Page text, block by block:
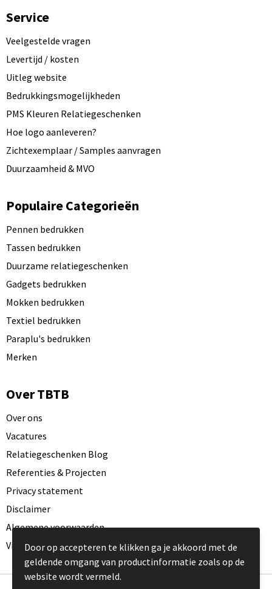
Service
Veelgestelde vragen
Levertijd / kosten
Uitleg website
Bedrukkingsmogelijkheden
PMS Kleuren Relatiegeschenken
Hoe logo aanleveren?
Zichtexemplaar / Samples aanvragen
Duurzaamheid & MVO
Populaire Categorieën
Pennen bedrukken
Tassen bedrukken
Duurzame relatiegeschenken
Gadgets bedrukken
Mokken bedrukken
Textiel bedrukken
Paraplu's bedrukken
Merken
Over TBTB
Over ons
Vacatures
Relatiegeschenken Blog
Referenties & Projecten
Privacy statement
Disclaimer
Algemene voorwaarden
Visit our EU website
Door op accepteren te klikken ga je akkoord met de
geldende omgang van productinformatie zoals op de
website wordt vermeld.